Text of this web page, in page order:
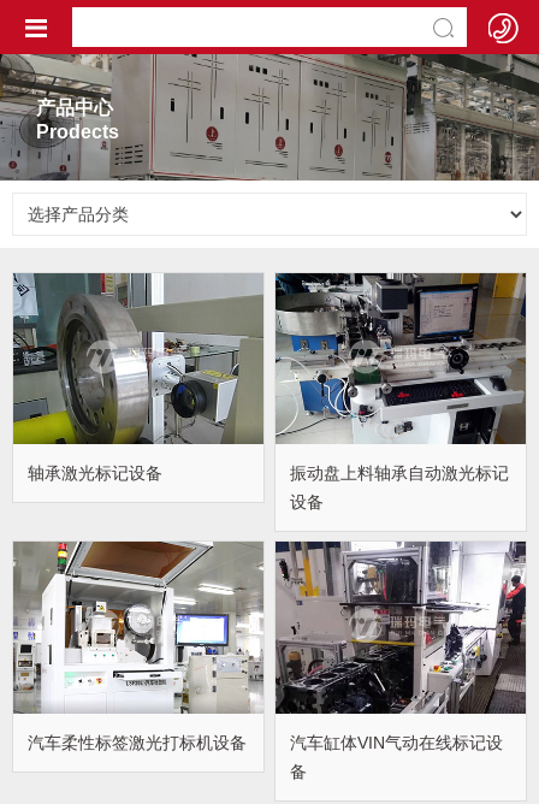
产品中心
Prodects
轴承激光标记设备
振动盘上料轴承自动激光标记
设备
汽车柔性标签激光打标机设备
汽车缸体VIN气动在线标记设
备